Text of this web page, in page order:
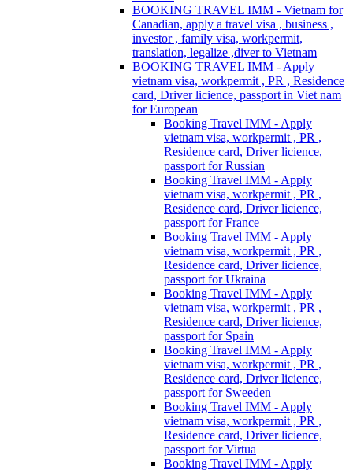
BOOKING TRAVEL IMM - Vietnam for
Canadian, apply a travel visa , business ,
investor , family visa, workpermit,
translation, legalize ,diver to Vietnam
BOOKING TRAVEL IMM - Apply
vietnam visa, workpermit , PR , Residence
card, Driver licience, passport in Viet nam
for European
Booking Travel IMM - Apply
vietnam visa, workpermit , PR ,
Residence card, Driver licience,
passport for Russian
Booking Travel IMM - Apply
vietnam visa, workpermit , PR ,
Residence card, Driver licience,
passport for France
Booking Travel IMM - Apply
vietnam visa, workpermit , PR ,
Residence card, Driver licience,
passport for Ukraina
Booking Travel IMM - Apply
vietnam visa, workpermit , PR ,
Residence card, Driver licience,
passport for Spain
Booking Travel IMM - Apply
vietnam visa, workpermit , PR ,
Residence card, Driver licience,
passport for Sweeden
Booking Travel IMM - Apply
vietnam visa, workpermit , PR ,
Residence card, Driver licience,
passport for Virtua
Booking Travel IMM - Apply